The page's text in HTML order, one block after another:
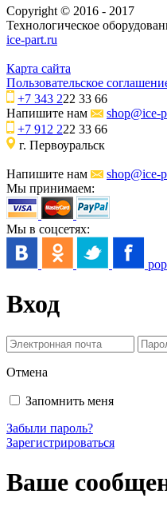
Copyright © 2016 - 2017
Технологическое
ice-part.ru
Карта сайта
Пользовательское
+7 343 222 33 66
Напишите нам
shop@ice-
+7 912 222 33 66
г. Первоуральск
Напишите нам
shop@ice-
Мы принимаем:
Мы в соцсетях:
Вход
Отмена
Запомнить меня
Забыли пароль?
Зарегистрироваться
Ваше